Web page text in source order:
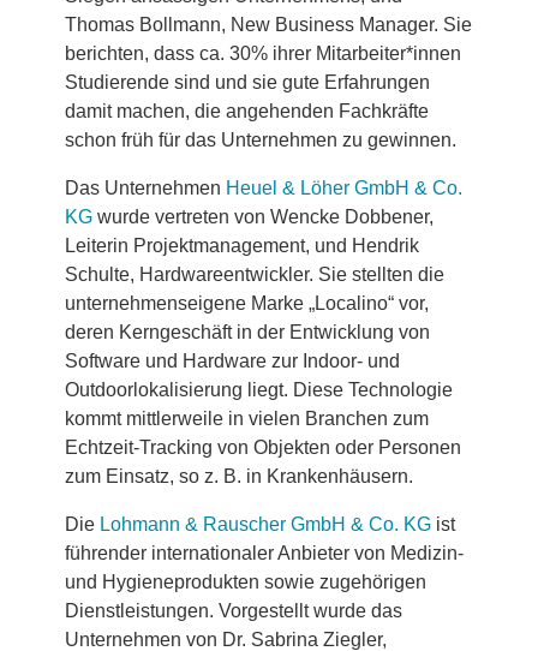
Thomas Bollmann, New Business Manager. Sie
berichten, dass ca. 30% ihrer Mitarbeiter*innen
Studierende sind und sie gute Erfahrungen
damit machen, die angehenden Fachkräfte
schon früh für das Unternehmen zu gewinnen.
Das Unternehmen Heuel & Löher GmbH & Co.
KGwurde vertreten von Wencke Dobbener,
Leiterin Projektmanagement, und Hendrik
Schulte, Hardwareentwickler. Sie stellten die
unternehmenseigene Marke „Localino“ vor,
deren Kerngeschäft in der Entwicklung von
Software und Hardware zur Indoor- und
Outdoorlokalisierung liegt. Diese Technologie
kommt mittlerweile in vielen Branchen zum
Echtzeit-Tracking von Objekten oder Personen
zum Einsatz, so z. B. in Krankenhäusern.
Die Lohmann & Rauscher GmbH & Co. KGist
führender internationaler Anbieter von Medizin-
und Hygieneprodukten sowie zugehörigen
Dienstleistungen. Vorgestellt wurde das
Unternehmen von Dr. Sabrina Ziegler,